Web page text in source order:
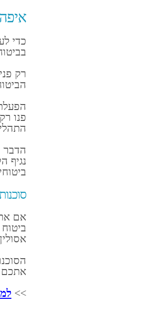
כדי
רק
פנו
הדבר
נגיף
אם
אתכם
>>